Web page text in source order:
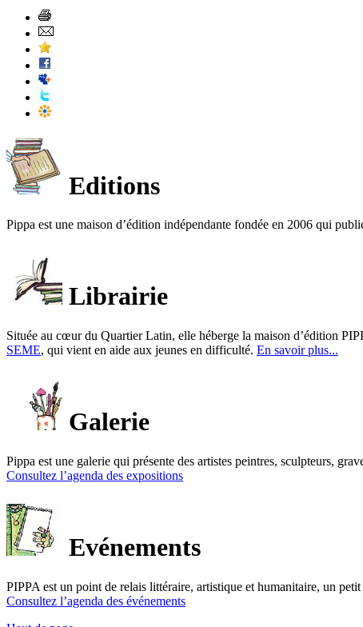
Editions
Pippa est une maison d’édition indépendante fondée en 2006 qui
Librairie
Située au cœur du Quartier Latin, elle héberge la maison d’édition
SEME, qui vient en aide aux jeunes en difficulté. En savoir plus...
Galerie
Pippa est une galerie qui présente des artistes peintres, sculpteurs,
Consultez l’agenda des expositions
Evénements
PIPPA est un point de relais littéraire, artistique et humanitaire, un
Consultez l’agenda des événements